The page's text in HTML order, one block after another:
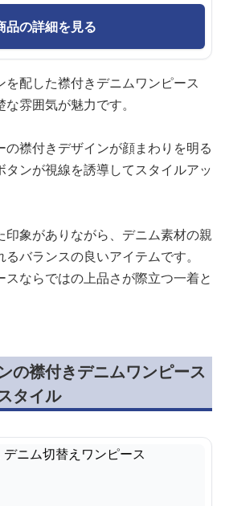
品の詳細を見る
を配した襟付きデニムワンピース
雰囲気が魅力です。
の襟付きデザインが顔まわりを明る
タンが視線を誘導してスタイルアッ
印象がありながら、デニム素材の親
バランスの良いアイテムです。
ならではの上品さが際立つ一着と
の襟付きデニムワンピース
タイル